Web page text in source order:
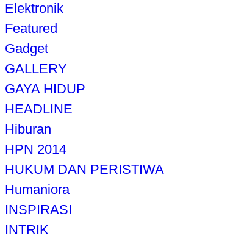
Elektronik
Featured
Gadget
GALLERY
GAYA HIDUP
HEADLINE
Hiburan
HPN 2014
HUKUM DAN PERISTIWA
Humaniora
INSPIRASI
INTRIK